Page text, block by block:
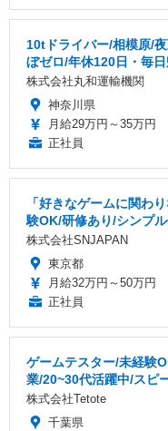
10tドライバー/相模原/
ぼゼロ/年休120日・毎
株式会社丸和運輸機関
神奈川県
月給29万円～35万円
正社員
「好きなゲームに関わ
験OK/研修あり/シンプ
株式会社SNJAPAN
東京都
月給32万円～50万円
正社員
ゲームテスター/未経験
業/20~30代活躍中/スピ
株式会社Tetote
千葉県